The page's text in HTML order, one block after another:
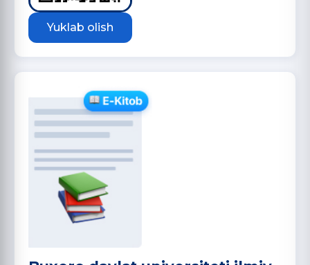
Yuklab olish